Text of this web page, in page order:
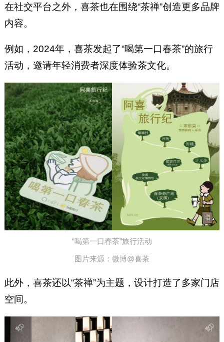
在社交平台之外，喜茶也在围绕“茶禅”创造更多品牌
内容。
例如，2024年，喜茶发起了“喝第一口春茶”的旅行
活动，邀请年轻消费者深度体验茶文化。
“喝第一口春茶”旅行活动
图片来源：微博@喜茶
此外，喜茶还以“茶禅”为主题，设计打造了多家门店
空间。